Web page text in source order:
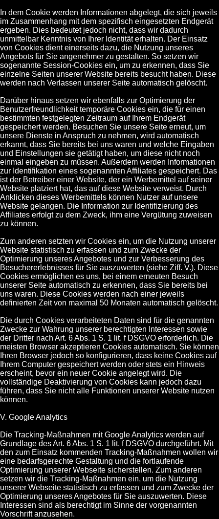
In dem Cookie werden Informationen abgelegt, die sich jeweils
im Zusammenhang mit dem spezifisch eingesetzten Endgerät
ergeben. Dies bedeutet jedoch nicht, dass wir dadurch
unmittelbar Kenntnis von Ihrer Identität erhalten. Der Einsatz
von Cookies dient einerseits dazu, die Nutzung unseres
Angebots für Sie angenehmer zu gestalten. So setzen wir
sogenannte Session-Cookies ein, um zu erkennen, dass Sie
einzelne Seiten unserer Website bereits besucht haben. Diese
werden nach Verlassen unserer Seite automatisch gelöscht.
Darüber hinaus setzen wir ebenfalls zur Optimierung der
Benutzerfreundlichkeit temporäre Cookies ein, die für einen
bestimmten festgelegten Zeitraum auf Ihrem Endgerät
gespeichert werden. Besuchen Sie unsere Seite erneut, um
unsere Dienste in Anspruch zu nehmen, wird automatisch
erkannt, dass Sie bereits bei uns waren und welche Eingaben
und Einstellungen sie getätigt haben, um diese nicht noch
einmal eingeben zu müssen. Außerdem werden Informationen
zur Identifikation eines sogenannten Affiliates gespeichert. Das
ist der Betreiber einer Website, der ein Werbemittel auf seiner
Website platziert hat, das auf diese Website verweist. Durch
Anklicken dieses Werbemittels können Nutzer auf unsere
Website gelangen. Die Information zur Identifizierung des
Affiliates erfolgt zu dem Zweck, ihm eine Vergütung zuweisen
zu können.
Zum anderen setzten wir Cookies ein, um die Nutzung unserer
Website statistisch zu erfassen und zum Zwecke der
Optimierung unseres Angebotes und zur Verbesserung des
Besuchererlebnisses für Sie auszuwerten (siehe Ziff. V.). Diese
Cookies ermöglichen es uns, bei einem erneuten Besuch
unserer Seite automatisch zu erkennen, dass Sie bereits bei
uns waren. Diese Cookies werden nach einer jeweils
definierten Zeit von maximal 50 Monaten automatisch gelöscht.
Die durch Cookies verarbeiteten Daten sind für die genannten
Zwecke zur Wahrung unserer berechtigten Interessen sowie
der Dritter nach Art. 6 Abs. 1 S. 1 lit. f DSGVO erforderlich. Die
meisten Browser akzeptieren Cookies automatisch. Sie können
Ihren Browser jedoch so konfigurieren, dass keine Cookies auf
Ihrem Computer gespeichert werden oder stets ein Hinweis
erscheint, bevor ein neuer Cookie angelegt wird. Die
vollständige Deaktivierung von Cookies kann jedoch dazu
führen, dass Sie nicht alle Funktionen unserer Website nutzen
können.
V. Google Analytics
Die Tracking-Maßnahmen mit Google Analytics werden auf
Grundlage des Art. 6 Abs. 1 S. 1 lit. f DSGVO durchgeführt. Mit
den zum Einsatz kommenden Tracking-Maßnahmen wollen wir
eine bedarfsgerechte Gestaltung und die fortlaufende
Optimierung unserer Webseite sicherstellen. Zum anderen
setzen wir die Tracking-Maßnahmen ein, um die Nutzung
unserer Webseite statistisch zu erfassen und zum Zwecke der
Optimierung unseres Angebotes für Sie auszuwerten. Diese
Interessen sind als berechtigt im Sinne der vorgenannten
Vorschrift anzusehen.